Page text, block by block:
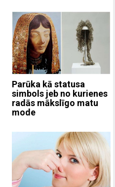
Parūka kā statusa
simbols jeb no kurienes
radās mākslīgo matu
mode